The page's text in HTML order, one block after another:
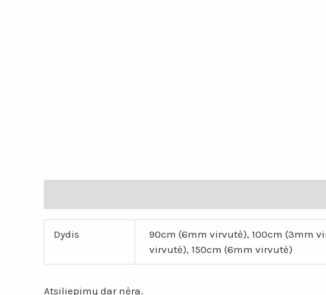
Dydis
90cm (6mm virvutė), 100cm (3mm
virvutė), 150cm (6mm virvutė)
Atsiliepimų dar nėra.